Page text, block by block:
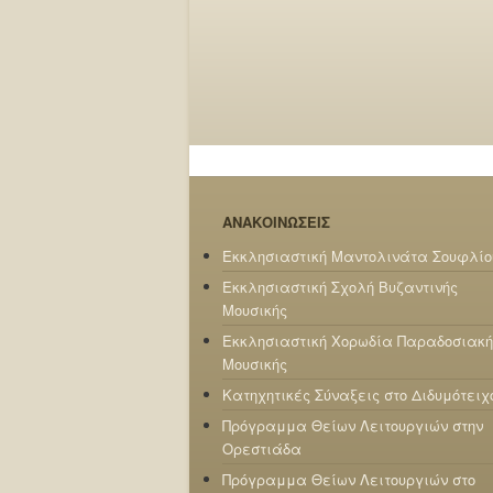
ΑΝΑΚΟΙΝΩΣΕΙΣ
Εκκλησιαστική Μαντολινάτα
Εκκλησιαστική Σχολή Βυζαντινής
Μουσικής
Εκκλησιαστική Χορωδία
Μουσικής
Κατηχητικές Σύναξεις στο
Πρόγραμμα Θείων Λειτουργιών στην
Ορεστιάδα
Πρόγραμμα Θείων Λειτουργιών στο